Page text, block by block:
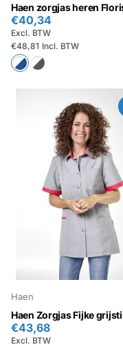
Haen zorgjas heren
€48,81 Incl. BTW
€40,34
Excl. BTW
Haen
Haen Zorgjas Fijke
€43,68
Excl. BTW